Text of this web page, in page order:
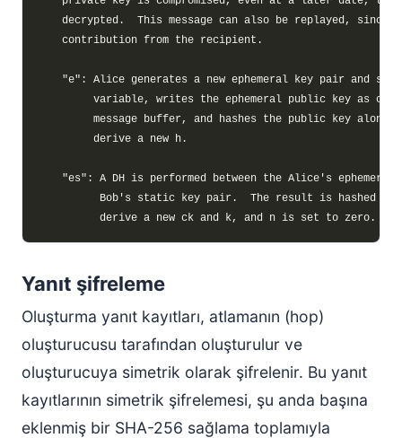
Yanıt şifreleme
Oluşturma yanıt kayıtları, atlamanın (hop)
oluşturucusu tarafından oluşturulur ve
oluşturucuya simetrik olarak şifrelenir. Bu yanıt
kayıtlarının simetrik şifrelemesi, şu anda başına
eklenmiş bir SHA-256 sağlama toplamıyla